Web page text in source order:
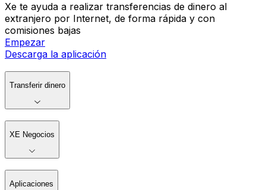
Xe te ayuda a realizar transferencias de dinero al
extranjero por Internet, de forma rápida y con
comisiones bajas
Empezar
Descarga la aplicación
Transferir dinero
XE Negocios
Aplicaciones